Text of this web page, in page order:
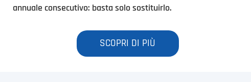
annuale consecutivo: basta solo sostituirlo.
SCOPRI DI PIÙ